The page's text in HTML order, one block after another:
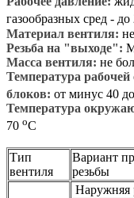
газообразных сред -
Материал вентиля:
Резьба на "выходе":
Масса вентиля: не
Температура
блоков: от минус 40
Температура
70 оС
Тип
вентиля
Вариант
резьбы
Наружняя